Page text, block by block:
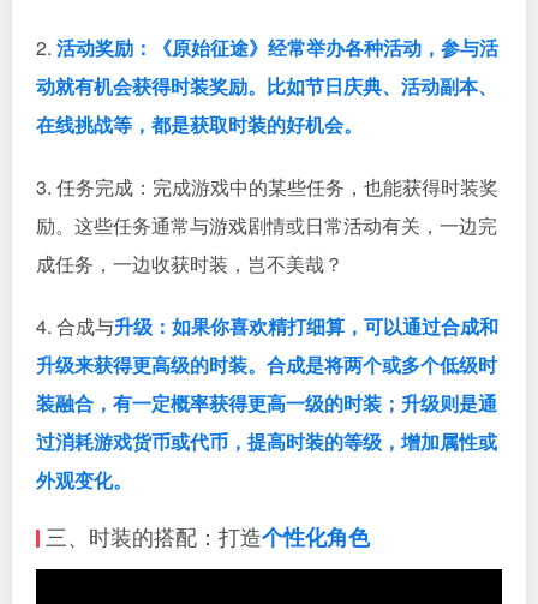
2. 活动奖励：《原始征途》经常举办各种活动，参与活
动就有机会获得时装奖励。比如节日庆典、活动副本、
在线挑战等，都是获取时装的好机会。
3. 任务完成：完成游戏中的某些任务，也能获得时装奖
励。这些任务通常与游戏剧情或日常活动有关，一边完
成任务，一边收获时装，岂不美哉？
4. 合成与升级：如果你喜欢精打细算，可以通过合成和
升级来获得更高级的时装。合成是将两个或多个低级时
装融合，有一定概率获得更高一级的时装；升级则是通
过消耗游戏货币或代币，提高时装的等级，增加属性或
外观变化。
三、时装的搭配：打造个性化角色